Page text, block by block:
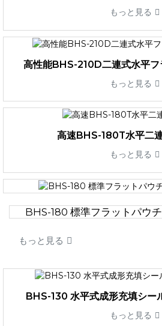
もっと見る
高性能BHS-210D二連式水平フ
もっと見る
高速BHS-180T水平二
もっと見る
BHS-180 標準フラットパウ
もっと見る
BHS-130 水平式成形充填シー
もっと見る